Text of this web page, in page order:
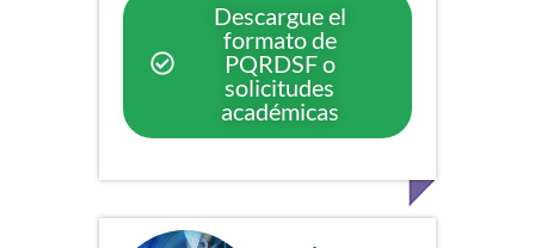
Descargue el
formato de
PQRDSF o
solicitudes
académicas